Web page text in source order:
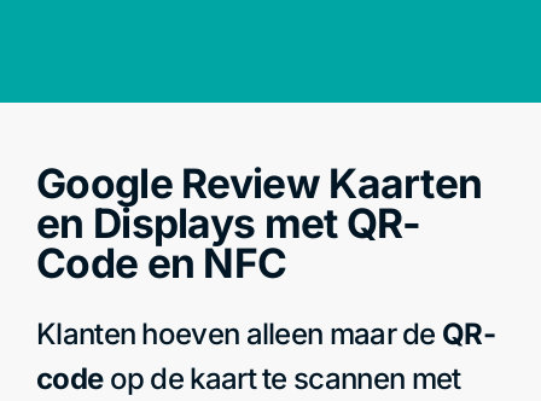
Google Review Kaarten
en Displays met QR-
Code en NFC
Klanten hoeven alleen maar de QR-
codeop de kaart te scannen met